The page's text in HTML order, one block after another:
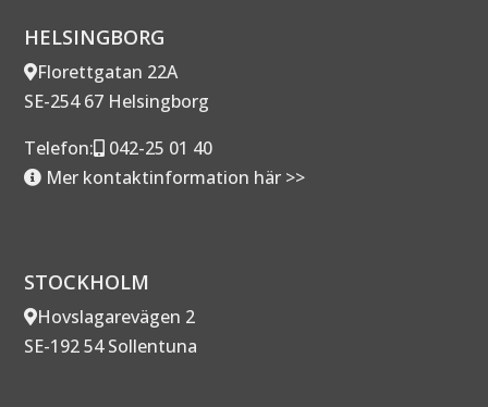
HELSINGBORG
Florettgatan 22A
SE-254 67 Helsingborg
Telefon:
042-25 01 40
Mer kontaktinformation här >>
STOCKHOLM
Hovslagarevägen 2
SE-192 54 Sollentuna